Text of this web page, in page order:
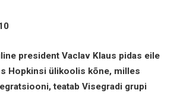
president Vaclav Klaus pidas eile
Hopkinsi ülikoolis kõne, milles
teatab Visegradi grupi